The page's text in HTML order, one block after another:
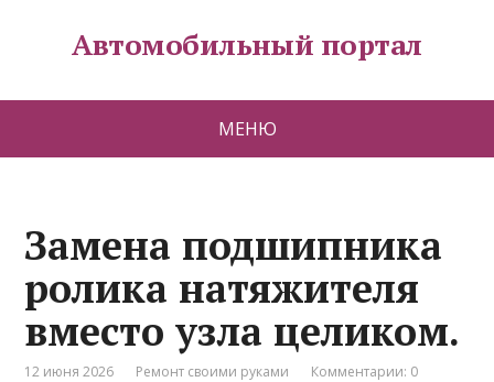
Автомобильный портал
МЕНЮ
Замена подшипника
ролика натяжителя
вместо узла целиком.
12 июня 2026 Ремонт своими руками Комментарии: 0